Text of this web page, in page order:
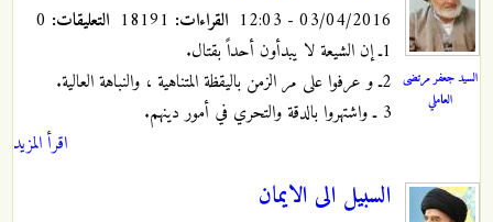
السيد جعفر مرتضى
العاملي
03/04/2016 - 12:03 القراءات: التعليقات:
1ـ إن الشيعة لا يبدأون أحداً بقتال.
2ـ و عرفوا على مر الزمن باليقظة المتناهية ، والنباهة العالية.
3 ـ واشتهروا بالدقة والتحري في أمور دينهم.
اقرأ المزيد
السبيل الى الايمان